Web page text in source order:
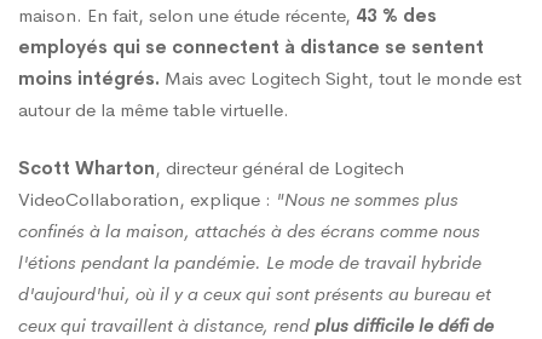
le
travail
hybride
maison. En fait, selon une étude récente, 43 % des
employés qui se connectent à distance se sentent
moins intégrés. Mais avec Logitech Sight, tout le monde est
autour de la même table virtuelle.
Scott Wharton, directeur général de Logitech
VideoCollaboration, explique : "Nous ne sommes plus
confinés à la maison, attachés à des écrans comme nous
l'étions pendant la pandémie. Le mode de travail hybride
d'aujourd'hui, où il y a ceux qui sont présents au bureau et
ceux qui travaillent à distance, rend plus difficile le défi de